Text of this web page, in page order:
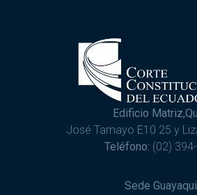
Edificio
José Tamayo E10 25 y
Teléfono: (02)
Sede